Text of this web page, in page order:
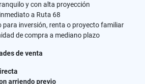
y con alta proyección
a Ruta 68
para inversión, renta o proyecto familiar
de compra a mediano plazo
de venta
arriendo previo